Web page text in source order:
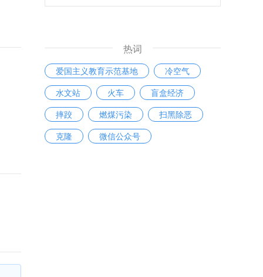
热词
爱国主义教育示范基地
冷空气
水文站
火车
盲盒经济
摔跤
燃煤污染
扫黑除恶
克隆
微信公众号